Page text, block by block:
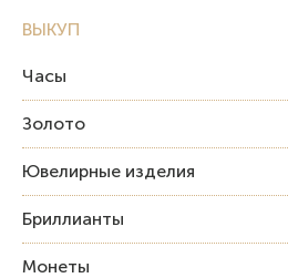
ВЫКУП
Часы
Золото
Ювелирные изделия
Бриллианты
Монеты